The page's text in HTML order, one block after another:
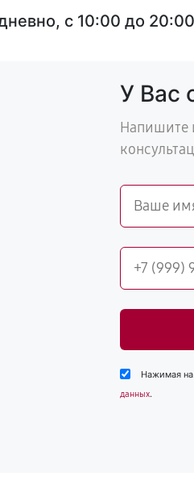
с 10:00 до 20:00
У Вас
Напишите
Нажимая на
данных.